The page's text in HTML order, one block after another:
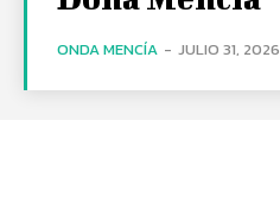
ONDA MENCÍA - JULIO 31, 2026